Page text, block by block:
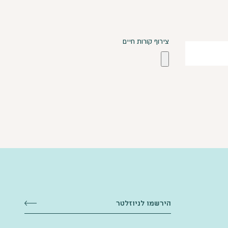
צירוף קורות חיים